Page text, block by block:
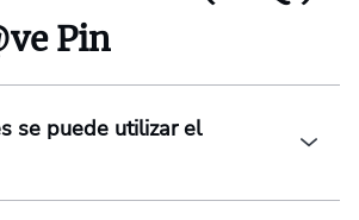
Pin
se puede utilizar el